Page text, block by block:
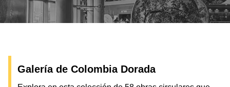
Galería de Colombia Dorada